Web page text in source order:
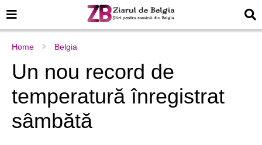
Home Belgia
Un nou record de
temperatură înregistrat
sâmbătă